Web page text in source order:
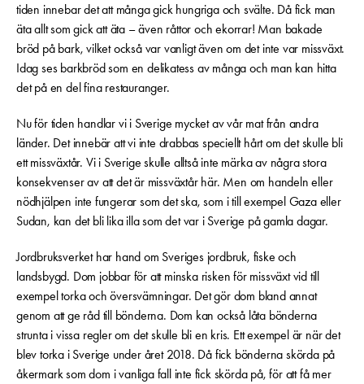
tiden innebar det att många gick hungriga och svälte. Då fick man
äta allt som gick att äta – även råttor och ekorrar! Man bakade
bröd på bark, vilket också var vanligt även om det inte var missväxt.
Idag ses barkbröd som en delikatess av många och man kan hitta
det på en del fina restauranger.
Nu för tiden handlar vi i Sverige mycket av vår mat från andra
länder. Det innebär att vi inte drabbas speciellt hårt om det skulle bli
ett missväxtår. Vi i Sverige skulle alltså inte märka av några stora
konsekvenser av att det är missväxtår här. Men om handeln eller
nödhjälpen inte fungerar som det ska, som i till exempel Gaza eller
Sudan, kan det bli lika illa som det var i Sverige på gamla dagar.
Jordbruksverket har hand om Sveriges jordbruk, fiske och
landsbygd. Dom jobbar för att minska risken för missväxt vid till
exempel torka och översvämningar. Det gör dom bland annat
genom att ge råd till bönderna. Dom kan också låta bönderna
strunta i vissa regler om det skulle bli en kris. Ett exempel är när det
blev torka i Sverige under året 2018. Då fick bönderna skörda på
åkermark som dom i vanliga fall inte fick skörda på, för att få mer